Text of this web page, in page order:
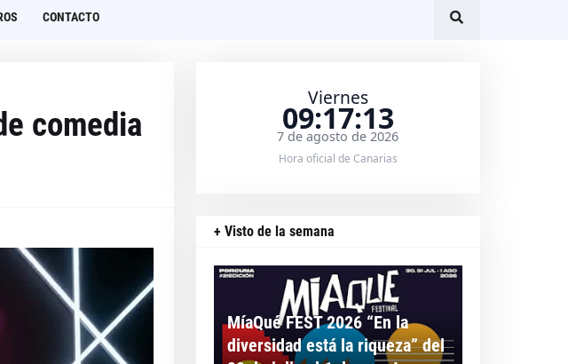
CONTACTO
comedia
Viernes
09:17:14
7 de agosto de 2026
Hora oficial de Canarias
+ Visto de la semana
MíaQué FEST 2026 “En la
diversidad está la riqueza” del